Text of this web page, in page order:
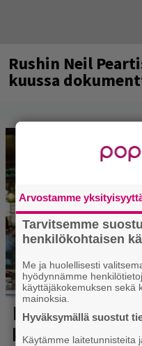
Rushin Neil
kuussa
Arvostamme
Tarvitsemme
henkilökohtaisen
Me ja huolellisesti
hyödynnämme
käyttäjäkokemuksen sekä
mainoksia.
Hyväksymällä suostut
Käytämme laitetunnisteita